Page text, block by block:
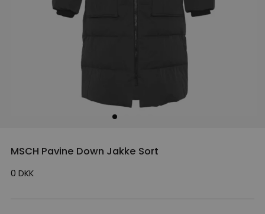
MSCH Pavine Down Jakke Sort
0 DKK